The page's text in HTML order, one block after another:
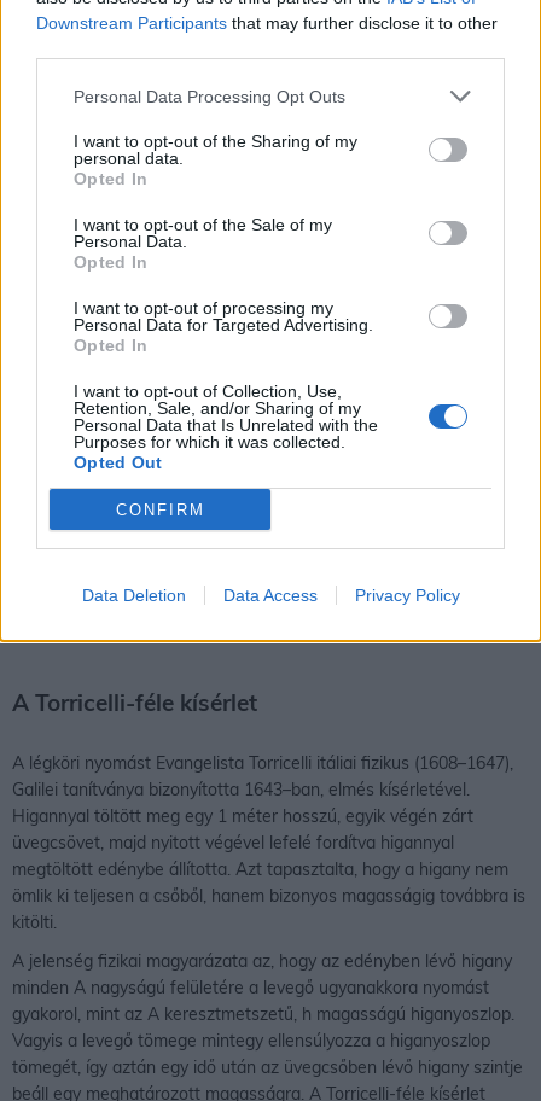
Downstream Participants that may further disclose it to other
Personal Data Processing Opt Outs
I want to opt-out of the Sharing of my
personal data.
Opted In
I want to opt-out of the Sale of my
Personal Data.
Opted In
I want to opt-out of processing my
Personal Data for Targeted Advertising.
Opted In
I want to opt-out of Collection, Use,
Retention, Sale, and/or Sharing of my
Personal Data that Is Unrelated with the
Purposes for which it was collected.
Opted Out
CONFIRM
Data Deletion Data Access Privacy Policy
(aerosztatikai nyomásnak) szoktak nevezni. Számunkra általában
A levegő tömege a gravitációs erő miatt nyomást gyakorol a
földfelszínre és a testekre. A levegő súlyának felületegységre ható
értékét definiáljuk légnyomásként. Az SI rendszerben
felületegység alatt négyzetmétert értünk, a súly egysége pedig a
newton (N). A légnyomás, amelyet hivatalosan pascalban (Pa)
adunk meg, a súly és a felületegység hányadosa (N/m2).
A Torricelli-féle kísérlet
A légköri nyomást Evangelista Torricelli itáliai fizikus (1608–1647),
Galilei tanítványa bizonyította 1643–ban, elmés kísérletével.
Higannyal töltött meg egy 1 méter hosszú, egyik végén zárt
üvegcsövet, majd nyitott végével lefelé fordítva higannyal
megtöltött edénybe állította. Azt tapasztalta, hogy a higany nem
ömlik ki teljesen a csőből, hanem bizonyos magasságig továbbra is
kitölti.
A jelenség fizikai magyarázata az, hogy az edényben lévő higany
minden A nagyságú felületére a levegő ugyanakkora nyomást
gyakorol, mint az A keresztmetszetű, h magasságú higanyoszlop.
Vagyis a levegő tömege mintegy ellensúlyozza a higanyoszlop
tömegét, így aztán egy idő után az üvegcsőben lévő higany szintje
beáll egy meghatározott magasságra. A Torricelli-féle kísérlet